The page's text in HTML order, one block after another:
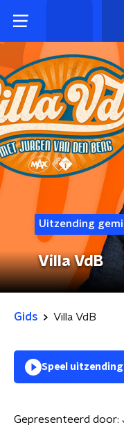
Uitzending
Villa VdB
Gids Villa VdB
Speel
Gepresenteerd door: